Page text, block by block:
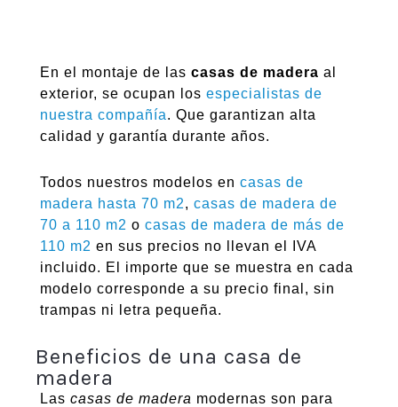
En el montaje de las casas de madera al
exterior, se ocupan los especialistas de
nuestra compañía. Que garantizan alta
calidad y garantía durante años.
Todos nuestros modelos en casas de
madera hasta 70 m2, casas de madera de
70 a 110 m2 o casas de madera de más de
110 m2 en sus precios no llevan el IVA
incluido. El importe que se muestra en cada
modelo corresponde a su precio final, sin
trampas ni letra pequeña.
Beneficios de una casa de
madera
Las casas de madera modernas son para